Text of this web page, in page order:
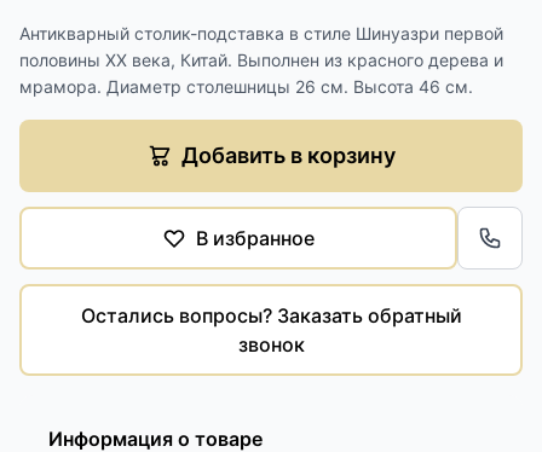
Антикварный столик-подставка в стиле Шинуазри первой
половины XX века, Китай. Выполнен из красного дерева и
мрамора. Диаметр столешницы 26 см. Высота 46 см.
Добавить в корзину
В избранное
Остались вопросы? Заказать обратный
звонок
Информация о товаре